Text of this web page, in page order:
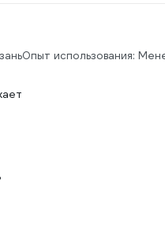
Опыт использования: